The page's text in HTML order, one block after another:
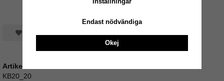
Spara som favorit
Artikelnummer:
KB20_20
Endast nödvändiga
Okej